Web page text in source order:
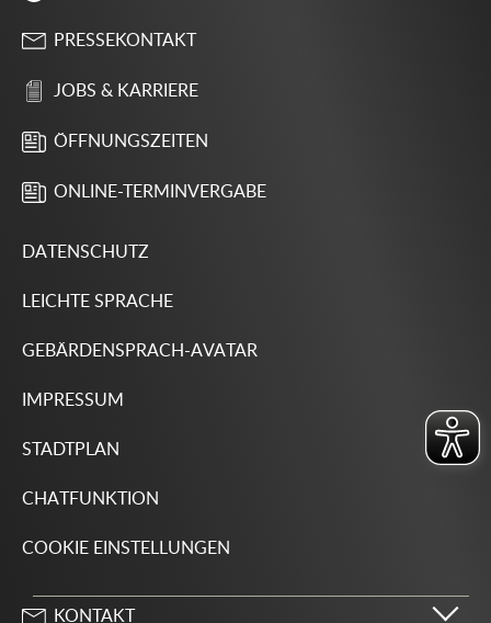
PRESSEKONTAKT
JOBS & KARRIERE
ÖFFNUNGSZEITEN
ONLINE-TERMINVERGABE
DATENSCHUTZ
LEICHTE SPRACHE
GEBÄRDENSPRACH-AVATAR
IMPRESSUM
STADTPLAN
CHATFUNKTION
COOKIE EINSTELLUNGEN
KONTAKT